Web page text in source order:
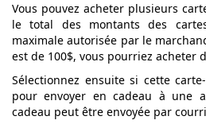
Vous pouvez acheter plusieurs
le total des montants des
maximale autorisée par le
est de 100$, vous pourriez acheter
Sélectionnez ensuite si cette
pour envoyer en cadeau à une
cadeau peut être envoyée par